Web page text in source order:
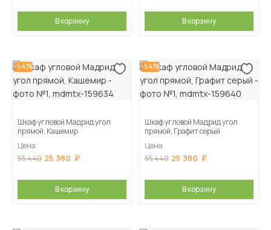
В корзину В корзину
-54%
Шкаф угловой Мадрид угол
прямой, Кашемир
Цена
55 440 25 380
В корзину
-54%
Шкаф угловой Мадрид угол
прямой, Графит серый
Цена
55 440 25 380
В корзину